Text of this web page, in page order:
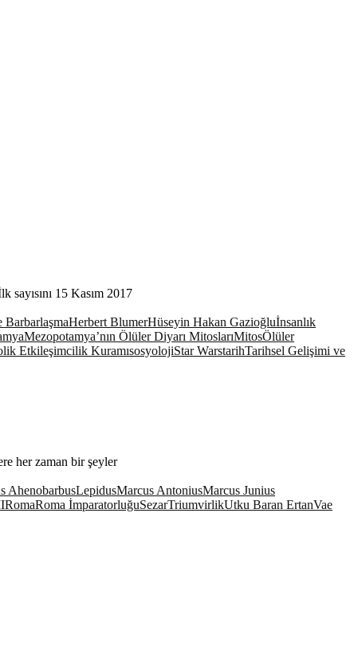
15 Kasım 2017
Herbert BlumerHüseyin Hakan Gazioğluİnsanlık
Mezopotamya’nın Ölüler Diyarı MitoslarıMitosÖlüler
Etkileşimcilik KuramısosyolojiStar WarstarihTarihsel Gelişimi ve
her zaman bir şeyler
AhenobarbusLepidusMarcus AntoniusMarcus Junius
RomaRoma İmparatorluğuSezarTriumvirlikUtku Baran ErtanVae